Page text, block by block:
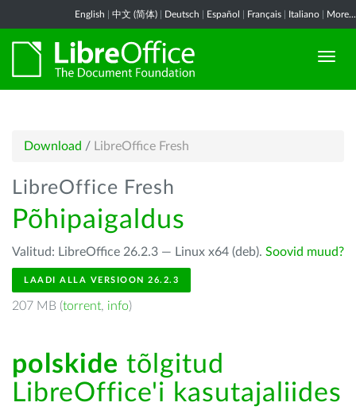
English 中文 (简体) Deutsch Español Français Italiano More...
Download / LibreOffice Fresh
LibreOffice Fresh
Põhipaigaldus
Valitud: LibreOffice 26.2.3 — Linux x64 (deb). Soovid muud?
LAADI ALLA VERSIOON 26.2.3
207 MB (torrent, info)
polskide tõlgitud
LibreOffice'i kasutajaliides